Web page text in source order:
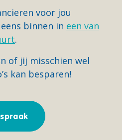
voor jou
binnen in een van
.
of jij misschien wel
kan besparen!